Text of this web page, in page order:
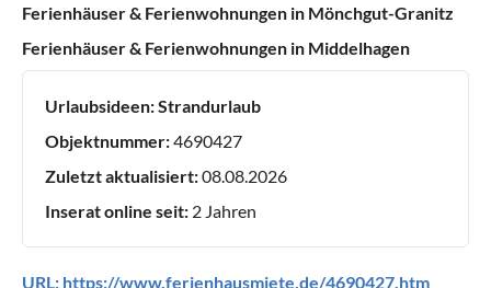
Ferienhäuser & Ferienwohnungen in Mönchgut-Granitz
Ferienhäuser & Ferienwohnungen in Middelhagen
Urlaubsideen:Strandurlaub
Objektnummer:4690427
Zuletzt aktualisiert:08.08.2026
Inserat online seit: 2 Jahren
URL: https://www.ferienhausmiete.de/4690427.htm